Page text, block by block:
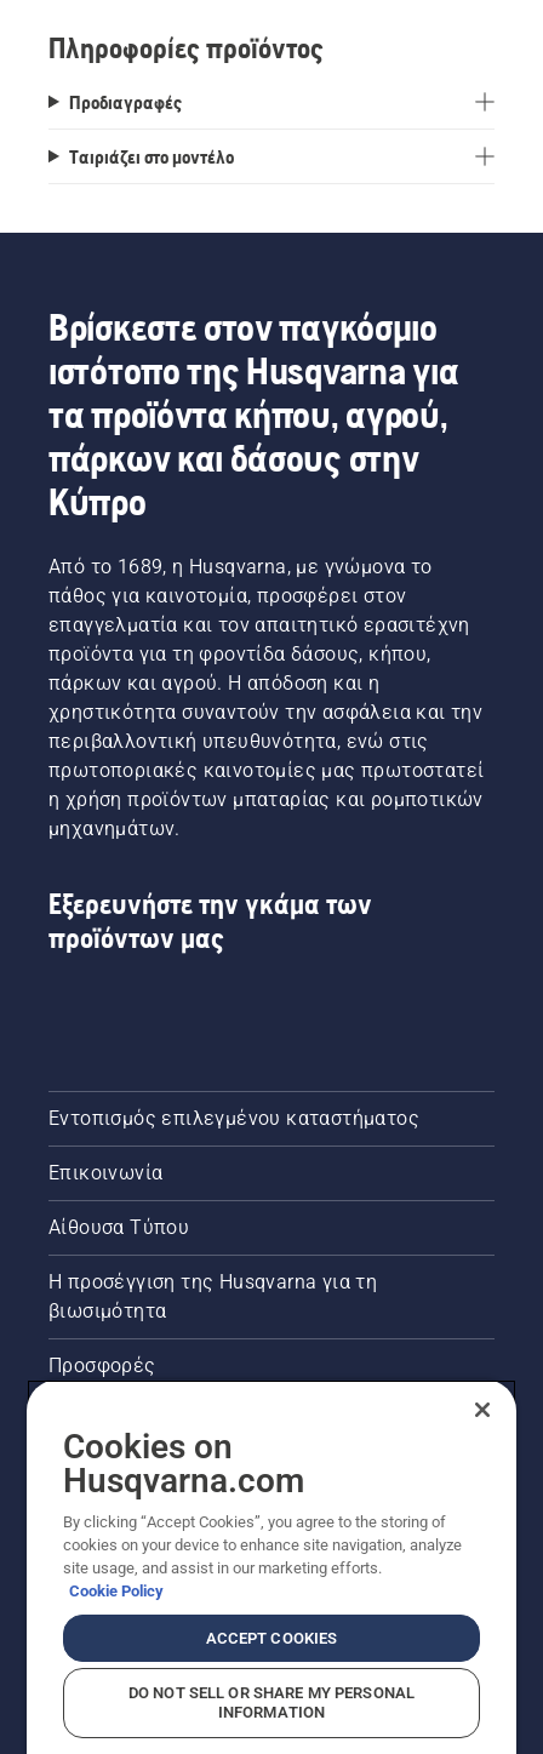
Πληροφορίες προϊόντος
Προδιαγραφές
Ταιριάζει στο μοντέλο
Βρίσκεστε στον παγκόσμιο
ιστότοπο της Husqvarna για
τα προϊόντα κήπου, αγρού,
πάρκων και δάσους στην
Κύπρο
Από το 1689, η Husqvarna, με γνώμονα το
πάθος για καινοτομία, προσφέρει στον
επαγγελματία και τον απαιτητικό ερασιτέχνη
προϊόντα για τη φροντίδα δάσους, κήπου,
πάρκων και αγρού. Η απόδοση και η
χρηστικότητα συναντούν την ασφάλεια και την
περιβαλλοντική υπευθυνότητα, ενώ στις
πρωτοποριακές καινοτομίες μας πρωτοστατεί
η χρήση προϊόντων μπαταρίας και ρομποτικών
μηχανημάτων.
Εξερευνήστε την γκάμα των
προϊόντων μας
Εντοπισμός επιλεγμένου καταστήματος
Επικοινωνία
Αίθουσα Τύπου
Η προσέγγιση της Husqvarna για τη
βιωσιμότητα
Προσφορές
Άλλοι ιστότοποι Husqvarna
© Husqvarna AB (δημοσ.) Με την επιφύλαξη παντός
Cookies on
Husqvarna.com
By clicking “Accept Cookies”, you agree to the storing of
cookies on your device to enhance site navigation, analyze
site usage, and assist in our marketing efforts.
Cookie Policy
ACCEPT COOKIES
DO NOT SELL OR SHARE MY PERSONAL
INFORMATION